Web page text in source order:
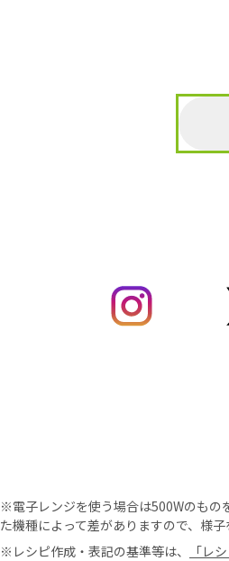
※電子レンジを使う場合は500Wのもの
た機種によって差がありますので、様
※レシピ作成・表記の基準等は、
「レ